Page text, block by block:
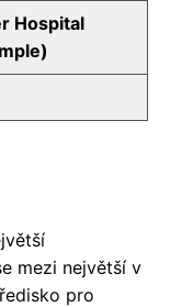
Hospital
mezi největší v
pro